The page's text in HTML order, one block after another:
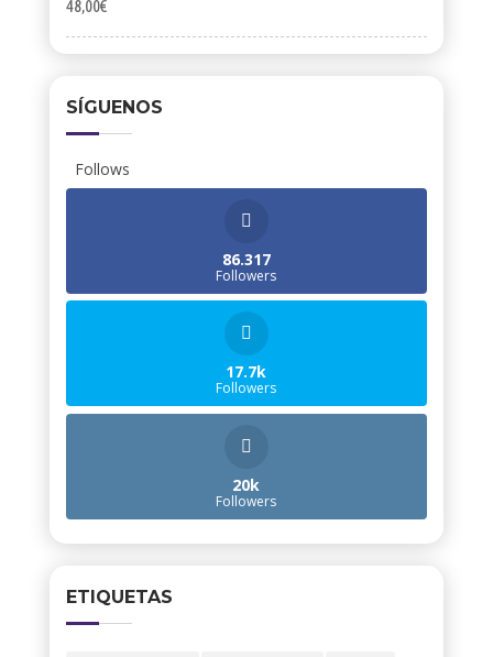
Valorado con
48,00€
SÍGUENOS
Follows
86.317
Followers
17.7k
Followers
20k
Followers
ETIQUETAS